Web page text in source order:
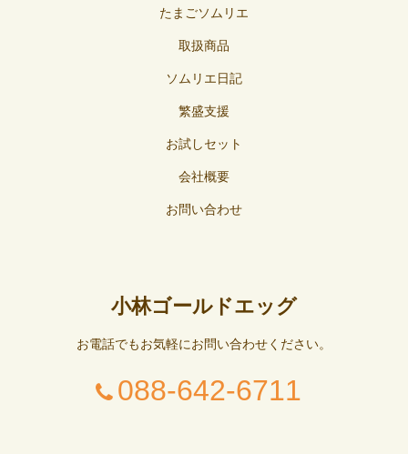
たまごソムリエ
取扱商品
ソムリエ日記
繁盛支援
お試しセット
会社概要
お問い合わせ
小林ゴールドエッグ
お電話でもお気軽にお問い合わせください。
088-642-6711